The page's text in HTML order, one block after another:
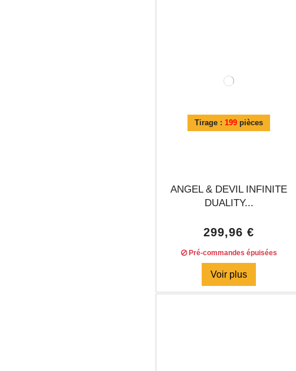
Tirage : 199 pièces
ANGEL & DEVIL INFINITE
DUALITY...
299,96 €
Pré-commandes épuisées
Voir plus